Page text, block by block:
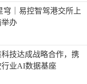
穹｜易控智驾港交所上
办
技达成战略合作，携
业AI数据基座